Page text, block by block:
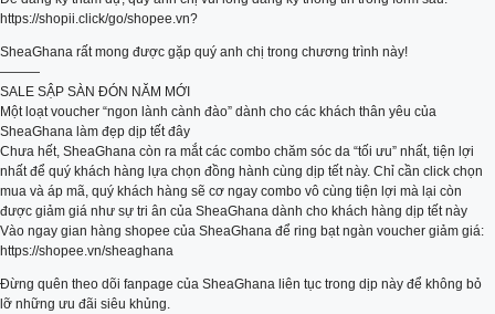
https://shopii.click/go/shopee.vn?
SheaGhana rất mong được gặp quý anh chị trong chương trình này!
———
SALE SẬP SÀN ĐÓN NĂM MỚI
Một loạt voucher “ngon lành cành đào” dành cho các khách thân yêu của
SheaGhana làm đẹp dịp tết đây
Chưa hết, SheaGhana còn ra mắt các combo chăm sóc da “tối ưu” nhất, tiện lợi
nhất để quý khách hàng lựa chọn đồng hành cùng dịp tết này. Chỉ cần click chọn
mua và áp mã, quý khách hàng sẽ cơ ngay combo vô cùng tiện lợi mà lại còn
được giảm giá như sự tri ân của SheaGhana dành cho khách hàng dịp tết này
Vào ngay gian hàng shopee của SheaGhana để ring bạt ngàn voucher giảm giá:
https://shopee.vn/sheaghana
Đừng quên theo dõi fanpage của SheaGhana liên tục trong dịp này để không bỏ
lỡ những ưu đãi siêu khủng.